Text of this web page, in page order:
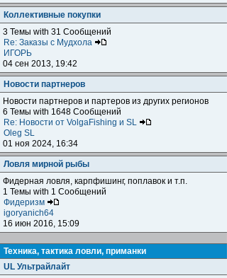
Коллективные покупки
3 Темы with 31 Сообщений
Re: Заказы с Мудхола
ИГОРЬ
04 сен 2013, 19:42
Новости партнеров
Новости партнеров и партеров из других регионов
6 Темы with 1648 Сообщений
Re: Новости от VolgaFishing и SL
Oleg SL
01 ноя 2024, 16:34
Ловля мирной рыбы
Фидерная ловля, карпфишинг, поплавок и т.п.
1 Темы with 1 Сообщений
Фидеризм
igoryanich64
16 июн 2016, 15:09
Техника, тактика ловли, приманки
UL Ультрайлайт